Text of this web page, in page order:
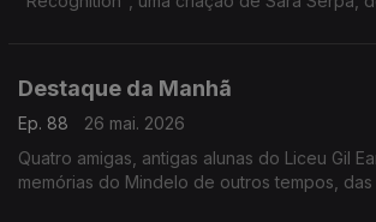
Destaque da Manhã
Ep. 88
26 mai. 2026
Quatro amigas, antigas alunas do Liceu Gil
memórias do Mindelo de outros tempos, das